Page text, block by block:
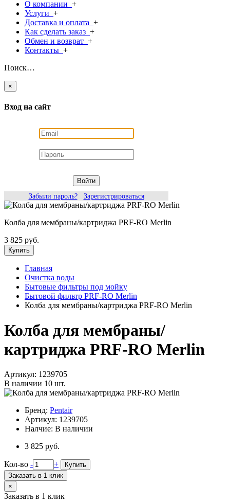
О компании +
Услуги +
Доставка и оплата +
Как сделать заказ +
Обмен и возврат +
Контакты +
Поиск…
×
Вход на сайт
Войти
Забыли пароль?
Зарегистрироваться
Колба для мембраны/картриджа PRF-RO Merlin
3 825 руб.
Купить
Главная
Очистка воды
Бытовые фильтры под мойку
Бытовой фильтр PRF-RO Merlin
Колба для мембраны/картриджа PRF-RO Merlin
Колба для мембраны/
картриджа PRF-RO Merlin
Артикул: 1239705
В наличии 10 шт.
Бренд: Pentair
Артикул: 1239705
Налчие: В наличии
3 825 руб.
Кол-во - +
Купить
Заказать в 1 клик
×
Заказать в 1 клик